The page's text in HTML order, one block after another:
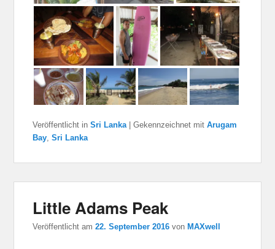
Veröffentlicht in Sri Lanka |Gekennzeichnet mit Arugam
Bay,Sri Lanka
Little Adams Peak
Veröffentlicht am22. September 2016 von MAXwell